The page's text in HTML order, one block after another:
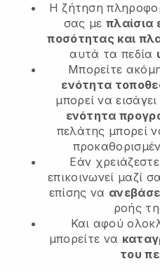
Η ζήτηση
σας με πλαίσια
ποσότητας και
αυτά τα πεδία
Μπορείτε
ενότητα
μπορεί να
ενότητα
πελάτης μπορεί
Εάν
επικοινωνεί μαζί
επίσης να
ροής
Και αφού
μπορείτε να
του